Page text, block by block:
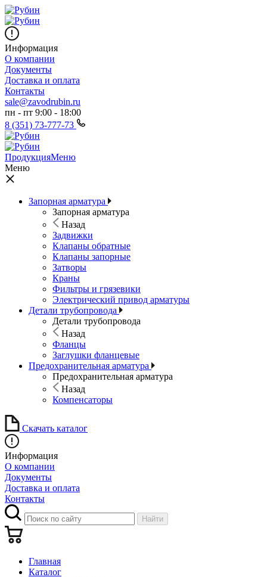
Информация
О компании
Документы
Доставка и оплата
Контакты
sale@zavodrubin.ru
пн - пт 9:00 - 18:00
8 (351) 73-777-73
ПродукцияМеню
Меню
Запорная арматура
Запорная арматура
Назад
Задвижки
Клапаны обратные
Клапаны запорные
Затворы
Краны
Фильтры и грязевики
Электрический привод арматуры
Детали трубопровода
Детали трубопровода
Назад
Фланцы
Заглушки фланцевые
Предохранительная арматура
Предохранительная арматура
Назад
Компенсаторы
Скачать каталог
Информация
О компании
Документы
Доставка и оплата
Контакты
Найти
Главная
Каталог